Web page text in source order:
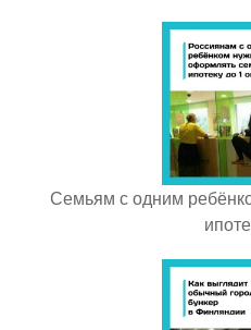
Семьям с одним